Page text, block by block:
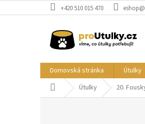
na
+420 510 015 470
Domovská stránka Útulky
Domů Útulky 20.